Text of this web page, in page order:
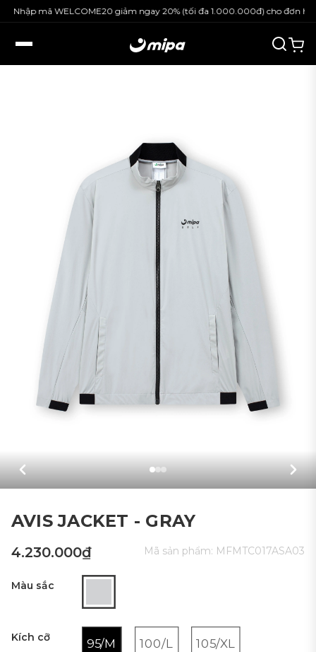
Nhập mã WELCOME20 giảm ngay 20% (tối đa 1.000.000đ) cho đơn
AVIS JACKET - GRAY
4.230.000₫ Mã sản phẩm: MFMTC017ASA03
Màu sắc
Kích cỡ 95/M 100/L 105/XL